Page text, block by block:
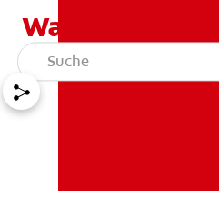
Was sind